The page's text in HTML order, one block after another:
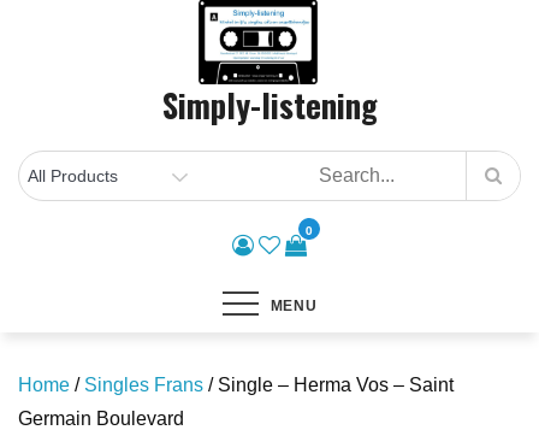
Simply-listening
0
MENU
Home / Singles Frans / Single – Herma Vos – Saint
Germain Boulevard